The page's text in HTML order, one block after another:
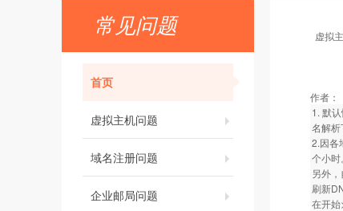
常见问题
首页
虚拟主机问题
域名注册问题
企业邮局问题
虚拟
作者：
1. 默
名解析
2.因各
个小时。
另外
刷新
在开始